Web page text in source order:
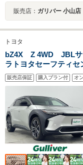
販売店： ガリバー 小山店
トヨタ
bZ4X Z 4WD JBLサ
ラトヨタセーフティ
インナーミラー前後ド
ETC2.0パワーバック
販売店保証 購入プラン付 オ